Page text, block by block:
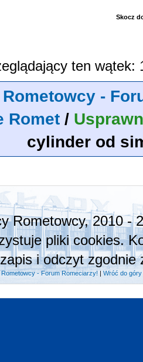
Skocz
ten wątek:
-
Romet/
cylinder od
Rometowcy, 2010 -
pliki cookies.
zapis i odczyt zgodnie
- Forum Romeciarzy! Wróć do góry